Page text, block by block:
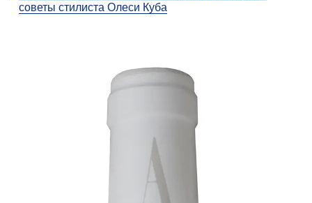
советы стилиста Олеси Куба